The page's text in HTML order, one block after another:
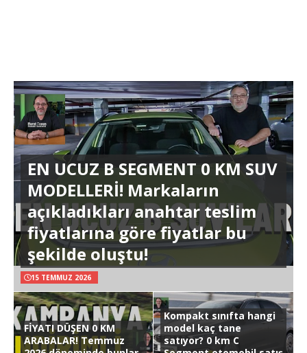
EN UCUZ B SEGMENT 0 KM SUV
MODELLERİ! Markaların
açıkladıkları anahtar teslim
fiyatlarına göre fiyatlar bu
şekilde oluştu!
15 TEMMUZ 2026
FİYATI DÜŞEN 0 KM
ARABALAR! Temmuz
Kompakt sınıfta hangi
model kaç tane
satıyor? 0 km C